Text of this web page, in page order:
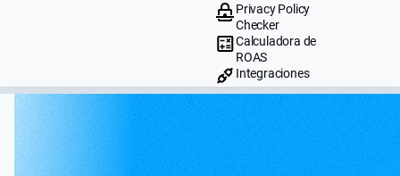
Privacy Policy
Checker
Calculadora de
ROAS
Integraciones